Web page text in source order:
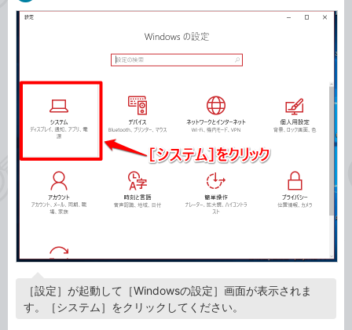
［設定］が起動して［Windowsの設定］画面が表示されま
す。［システム］をクリックしてください。